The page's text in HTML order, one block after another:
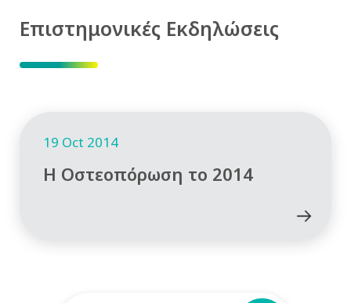
Επιστημονικές Εκδηλώσεις
19 Oct 2014
Η Οστεοπόρωση το 2014